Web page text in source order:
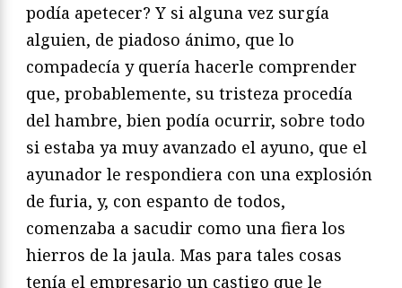
podía apetecer? Y si alguna vez surgía
alguien, de piadoso ánimo, que lo
compadecía y quería hacerle comprender
que, probablemente, su tristeza procedía
del hambre, bien podía ocurrir, sobre todo
si estaba ya muy avanzado el ayuno, que el
ayunador le respondiera con una explosión
de furia, y, con espanto de todos,
comenzaba a sacudir como una fiera los
hierros de la jaula. Mas para tales cosas
tenía el empresario un castigo que le